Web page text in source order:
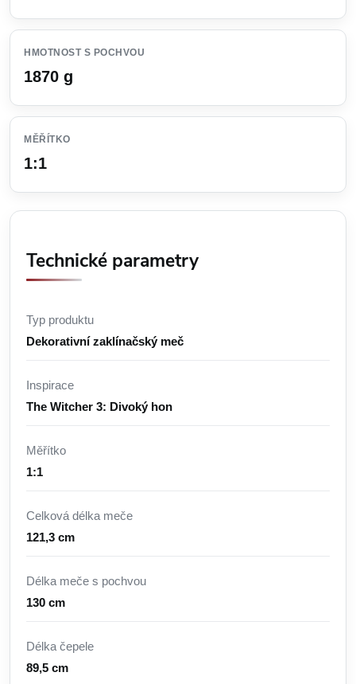
HMOTNOST S POCHVOU
1870 g
MĚŘÍTKO
1:1
Technické parametry
Typ produktu
Dekorativní zaklínačský meč
Inspirace
The Witcher 3: Divoký hon
Měřítko
1:1
Celková délka meče
121,3 cm
Délka meče s pochvou
130 cm
Délka čepele
89,5 cm